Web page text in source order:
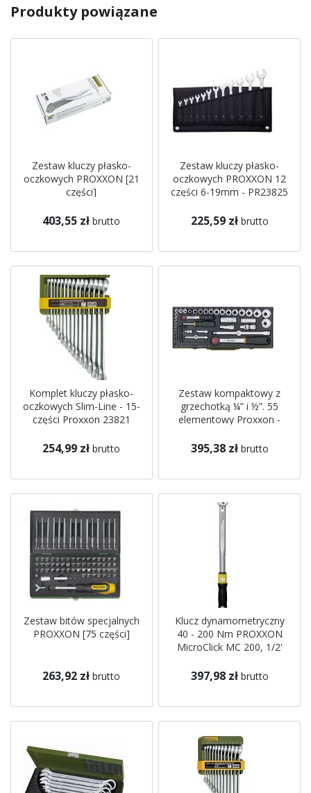
Produkty powiązane
Zestaw kluczy płasko-
oczkowych PROXXON [21
części]
403,55 zł brutto
Zestaw kluczy płasko-
oczkowych PROXXON 12
części 6-19mm - PR23825
225,59 zł brutto
Komplet kluczy płasko-
oczkowych Slim-Line - 15-
części Proxxon 23821
254,99 zł brutto
Zestaw kompaktowy z
grzechotką ¼” i ½”. 55
elementowy Proxxon -
395,38 zł brutto
Zestaw bitów specjalnych
PROXXON [75 części]
263,92 zł brutto
Klucz dynamometryczny
40 - 200 Nm PROXXON
MicroClick MC 200, 1/2'
397,98 zł brutto